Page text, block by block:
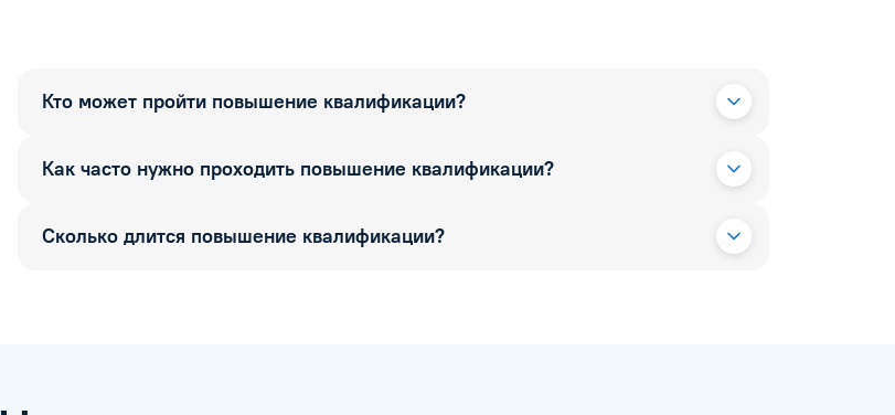
Кто может пройти повышение квалификации?
Как часто нужно проходить повышение квалификации?
Сколько длится повышение квалификации?